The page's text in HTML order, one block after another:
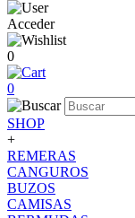
Acceder
0
0
SHOP
+
REMERAS
CANGUROS
BUZOS
CAMISAS